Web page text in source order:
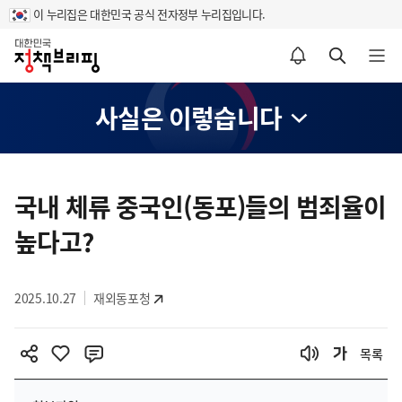
이 누리집은 대한민국 공식 전자정부 누리집입니다.
홈
알림설정 바로가기 검색 바로가기 메뉴 열기
사실은 이렇습니다
텐
츠
영
국내 체류 중국인(동포)들의 범죄율이
높다고?
2025.10.27 재외동포청
목록